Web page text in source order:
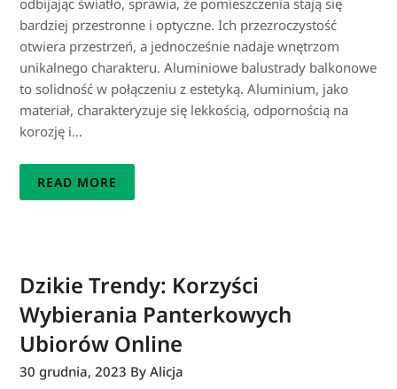
bardziej przestronne i optyczne. Ich przezroczystość
otwiera przestrzeń, a jednocześnie nadaje wnętrzom
unikalnego charakteru. Aluminiowe balustrady balkonowe
to solidność w połączeniu z estetyką. Aluminium, jako
materiał, charakteryzuje się lekkością, odpornością na
korozję i…
READ MORE
Dzikie Trendy: Korzyści
Wybierania Panterkowych
Ubiorów Online
30 grudnia, 2023 By Alicja